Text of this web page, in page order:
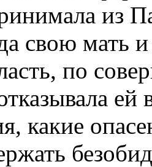
из
свою мать
по
ей
какие